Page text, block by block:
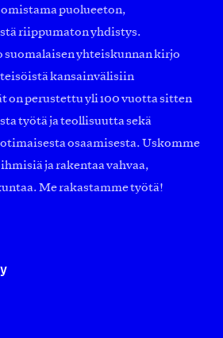
puolueeton,
riippumaton yhdistys.
suomalaisen yhteiskunnan kirjo
kansainvälisiin
on perustettu yli 100 vuotta sitten
työtä ja teollisuutta sekä
osaamisesta. Uskomme
ja rakentaa vahvaa,
Me rakastamme työtä!